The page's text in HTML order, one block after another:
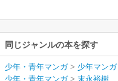
同じジャンルの本を探す
少年・青年マンガ> 少年マンガ
少年・青年マンガ> 末永裕樹